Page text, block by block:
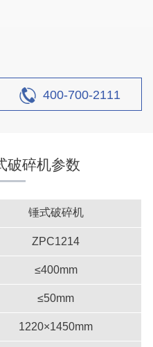
400-700-2111
破碎机参数
锤式破碎机
ZPC1214
≤400mm
≤50mm
1220×1450mm